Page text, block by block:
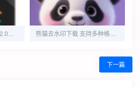
下一篇